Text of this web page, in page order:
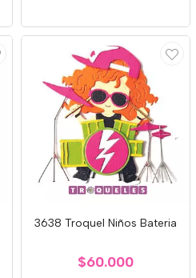
3638 Troquel Niños Bateria
$60.000